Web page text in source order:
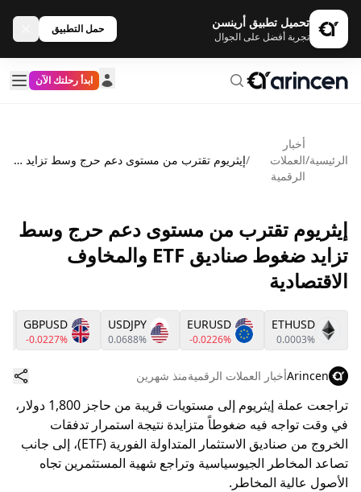
تحميل تطبيق أرينسن
تجربة أفضل على الجوال
حمل التطبيق
ابدأ رحلتك الآن
الرئيسية/
أخبار
العملات
الرقمية
/ إيثريوم تقترب من مستوى دعم حرج وسط تزايد ضغوط صناديق ETF والمخاوف الاقتصادية
إيثريوم تقترب من مستوى دعم حرج وسط
تزايد ضغوط صناديق ETF والمخاوف
الاقتصادية
ETHUSD
0.0003%
EURUSD
-0.0226%
USDJPY
0.0688%
GBPUSD
-0.0227%
Arincenأخبار العملات الرقميةمنذ شهرين
تراجعت عملة إيثريوم إلى مستويات قريبة من حاجز 1,800 دولار،
في وقت تواجه فيه ضغوطاً متزايدة نتيجة استمرار تدفقات
الخروج من صناديق الاستثمار المتداولة الفورية (ETF)، إلى جانب
تصاعد المخاطر الجيوسياسية وتراجع شهية المستثمرين تجاه
الأصول عالية المخاطر.